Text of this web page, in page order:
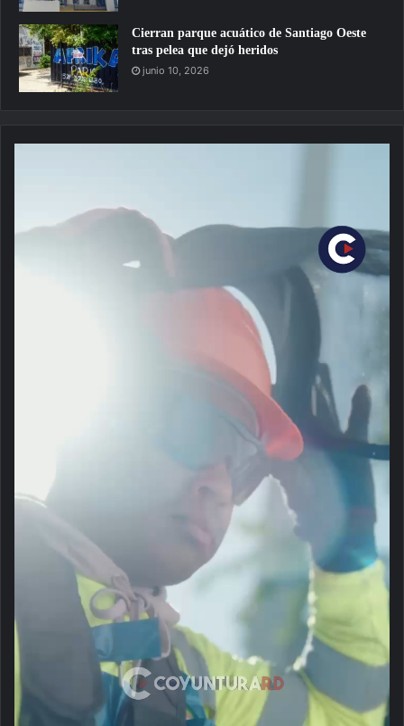
Cierran parque acuático de Santiago Oeste
tras pelea que dejó heridos
junio 10, 2026